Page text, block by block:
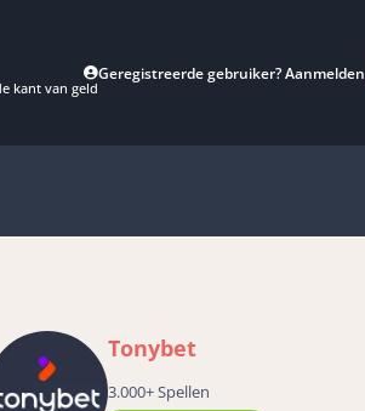
kant van geld
Geregistreerde gebruiker? Aanmelden
Tonybet
3.000+ Spellen